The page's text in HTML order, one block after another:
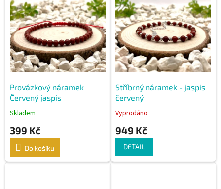
p
Provázkový náramek
Červený jaspis
Skladem
399 Kč
Do košíku
Stříbrný náramek - jaspis
červený
Vyprodáno
949 Kč
DETAIL